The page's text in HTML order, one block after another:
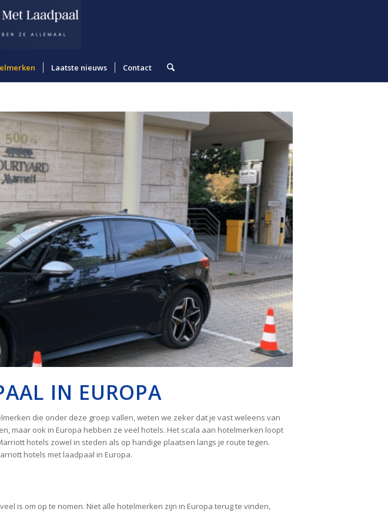
Laatste nieuws Contact
IN EUROPA
die onder deze groep vallen, weten we zeker dat je vast weleens van
maar ook in Europa hebben ze veel hotels. Het scala aan hotelmerken loopt
hotels zowel in steden als op handige plaatsen langs je route tegen.
hotels met laadpaal in Europa.
is om op te nomen. Niet alle hotelmerken zijn in Europa terug te vinden,